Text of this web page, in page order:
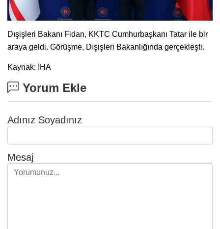
Dışişleri Bakanı Fidan, KKTC Cumhurbaşkanı Tatar ile bir
araya geldi. Görüşme, Dışişleri Bakanlığında gerçekleşti.
Kaynak: İHA
Yorum Ekle
Adınız Soyadınız
Mesaj